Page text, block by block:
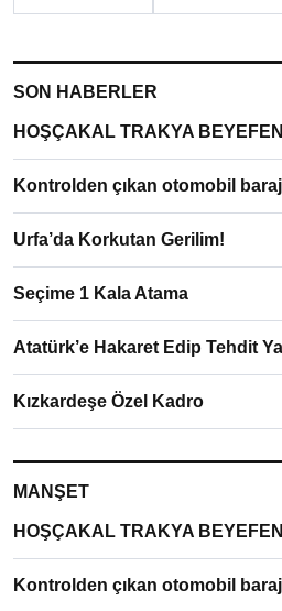
SON HABERLER
HOŞÇAKAL TRAKYA
Kontrolden çıkan otomobil
Urfa’da Korkutan Gerilim!
Seçime 1 Kala Atama
Atatürk’e Hakaret Edip Tehdit
Kızkardeşe Özel Kadro
MANŞET
HOŞÇAKAL TRAKYA
Kontrolden çıkan otomobil